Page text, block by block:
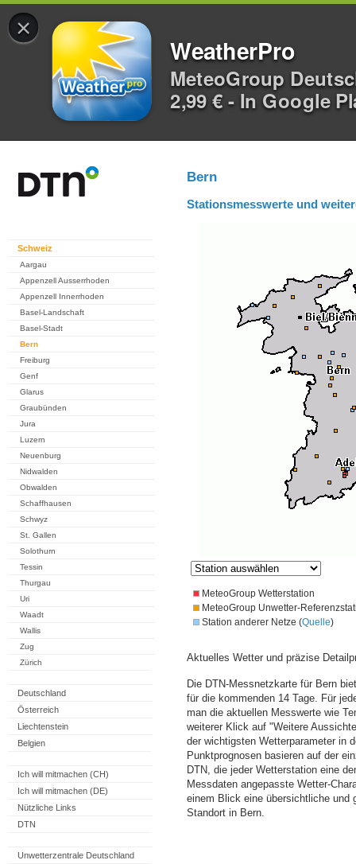
×
WeatherPro
MeteoGroup
2,99 € - In Google
Schweiz
Aargau
Appenzell Ausserrhoden
Appenzell Innerrhoden
Basel-Landschaft
Basel-Stadt
Bern
Freiburg
Genf
Glarus
Graubünden
Jura
Luzern
Neuenburg
Nidwalden
Obwalden
Schaffhausen
Schwyz
St. Gallen
Solothurn
Tessin
Thurgau
Uri
Waadt
Wallis
Zug
Zürich
Deutschland
Österreich
Liechtenstein
Belgien
Ich will mitmachen (CH)
Ich will mitmachen (DE)
Nützliche Links
DTN
Unwetterzentrale Deutschland
Bern
Stationsmesswerte und
MeteoGroup Wetterstation
MeteoGroup Unwetter-
Station anderer Netze (Quelle)
Aktuelles Wetter und präzise
Die DTN-Messnetzkarte für Bern
für die kommenden 14 Tage. Für
man die aktuellen Messwerte wie
weiterer Klick auf "Weitere
der wichtigsten Wetterparameter in
Punktprognosen basieren auf der
DTN, die jeder Wetterstation eine
Messdaten angepasste Wetter-
einem Blick eine übersichtliche und
Standort in Bern.